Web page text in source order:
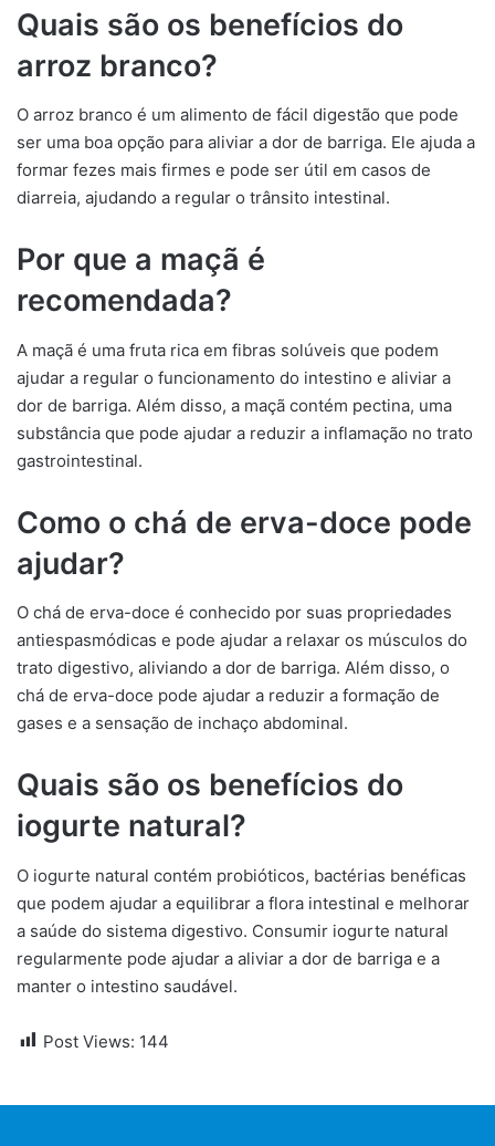
Quais são os benefícios do
arroz branco?
O arroz branco é um alimento de fácil digestão que pode
ser uma boa opção para aliviar a dor de barriga. Ele ajuda a
formar fezes mais firmes e pode ser útil em casos de
diarreia, ajudando a regular o trânsito intestinal.
Por que a maçã é
recomendada?
A maçã é uma fruta rica em fibras solúveis que podem
ajudar a regular o funcionamento do intestino e aliviar a
dor de barriga. Além disso, a maçã contém pectina, uma
substância que pode ajudar a reduzir a inflamação no trato
gastrointestinal.
Como o chá de erva-doce pode
ajudar?
O chá de erva-doce é conhecido por suas propriedades
antiespasmódicas e pode ajudar a relaxar os músculos do
trato digestivo, aliviando a dor de barriga. Além disso, o
chá de erva-doce pode ajudar a reduzir a formação de
gases e a sensação de inchaço abdominal.
Quais são os benefícios do
iogurte natural?
O iogurte natural contém probióticos, bactérias benéficas
que podem ajudar a equilibrar a flora intestinal e melhorar
a saúde do sistema digestivo. Consumir iogurte natural
regularmente pode ajudar a aliviar a dor de barriga e a
manter o intestino saudável.
Post Views: 144